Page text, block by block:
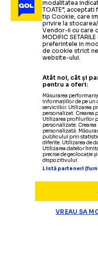
modalitatea
TOATE”,
tip Cookie, care
privire la
Vendor-ii cu care
MODIFIC
preferintele in
de cookie strict
website-ului.
Atât noi, cât și
pentru a oferi:
Măsurarea
informațiilor de pe un
serviciilor. Utilizarea
personalizat.
Utilizarea profilurilor
personalizate.
personalizată.
publicului prin
diferite. Utilizarea de
Utilizarea datelor
precise de geolocație
dispozitivului.
Listă parteneri
VREAU SA